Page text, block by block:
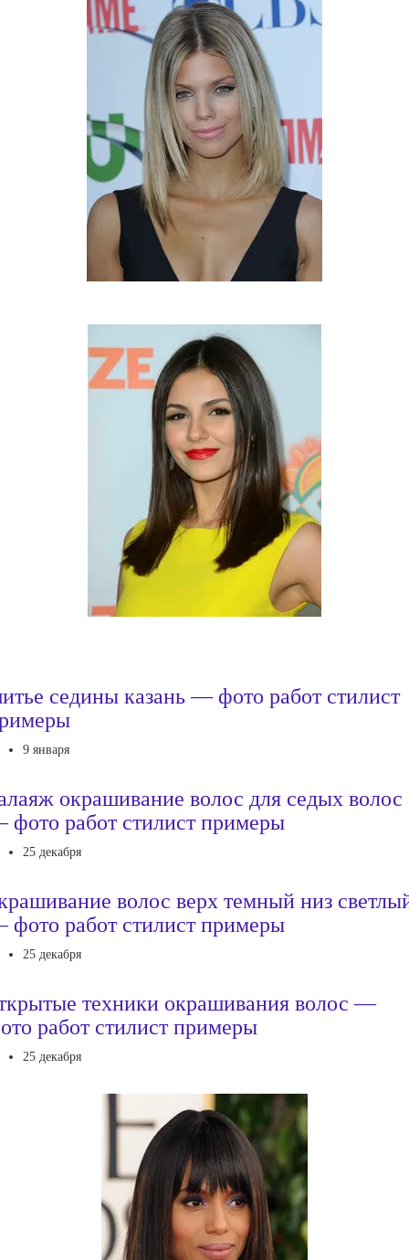
седины казань — фото работ стилист
9 января
окрашивание волос для седых волос
работ стилист примеры
25 декабря
волос верх темный низ
работ стилист примеры
25 декабря
техники окрашивания волос —
работ стилист примеры
25 декабря